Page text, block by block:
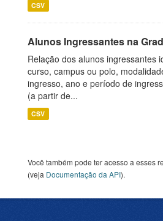
CSV
Alunos Ingressantes na
Relação dos alunos ingressantes
curso, campus ou polo,
ingresso, ano e período de
(a partir de...
CSV
Você também pode ter acesso a esses
(veja Documentação da API).